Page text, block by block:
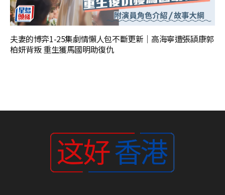
夫妻的博弈1-25集劇情懶人包不斷更新｜高海寧遭張頴康郭
柏妍背叛 重生獲馬國明助復仇